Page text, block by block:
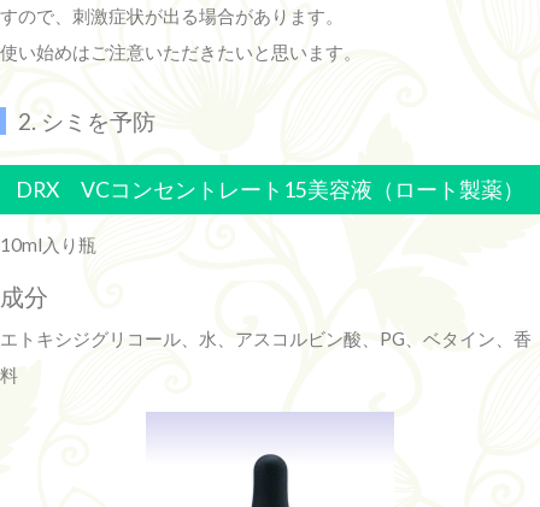
すので、刺激症状が出る場合があります。
使い始めはご注意いただきたいと思います。
2. シミを予防
DRX VCコンセントレート15美容液（ロート製薬）
10ml入り瓶
成分
エトキシジグリコール、水、アスコルビン酸、PG、ベタイン、香
料